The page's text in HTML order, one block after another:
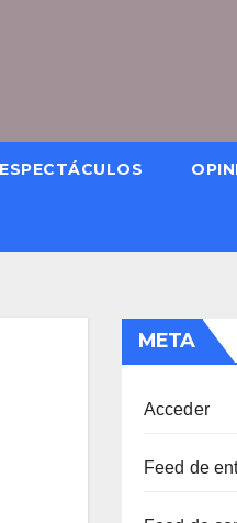
ESPECTÁCULOS
META
Acceder
Feed de